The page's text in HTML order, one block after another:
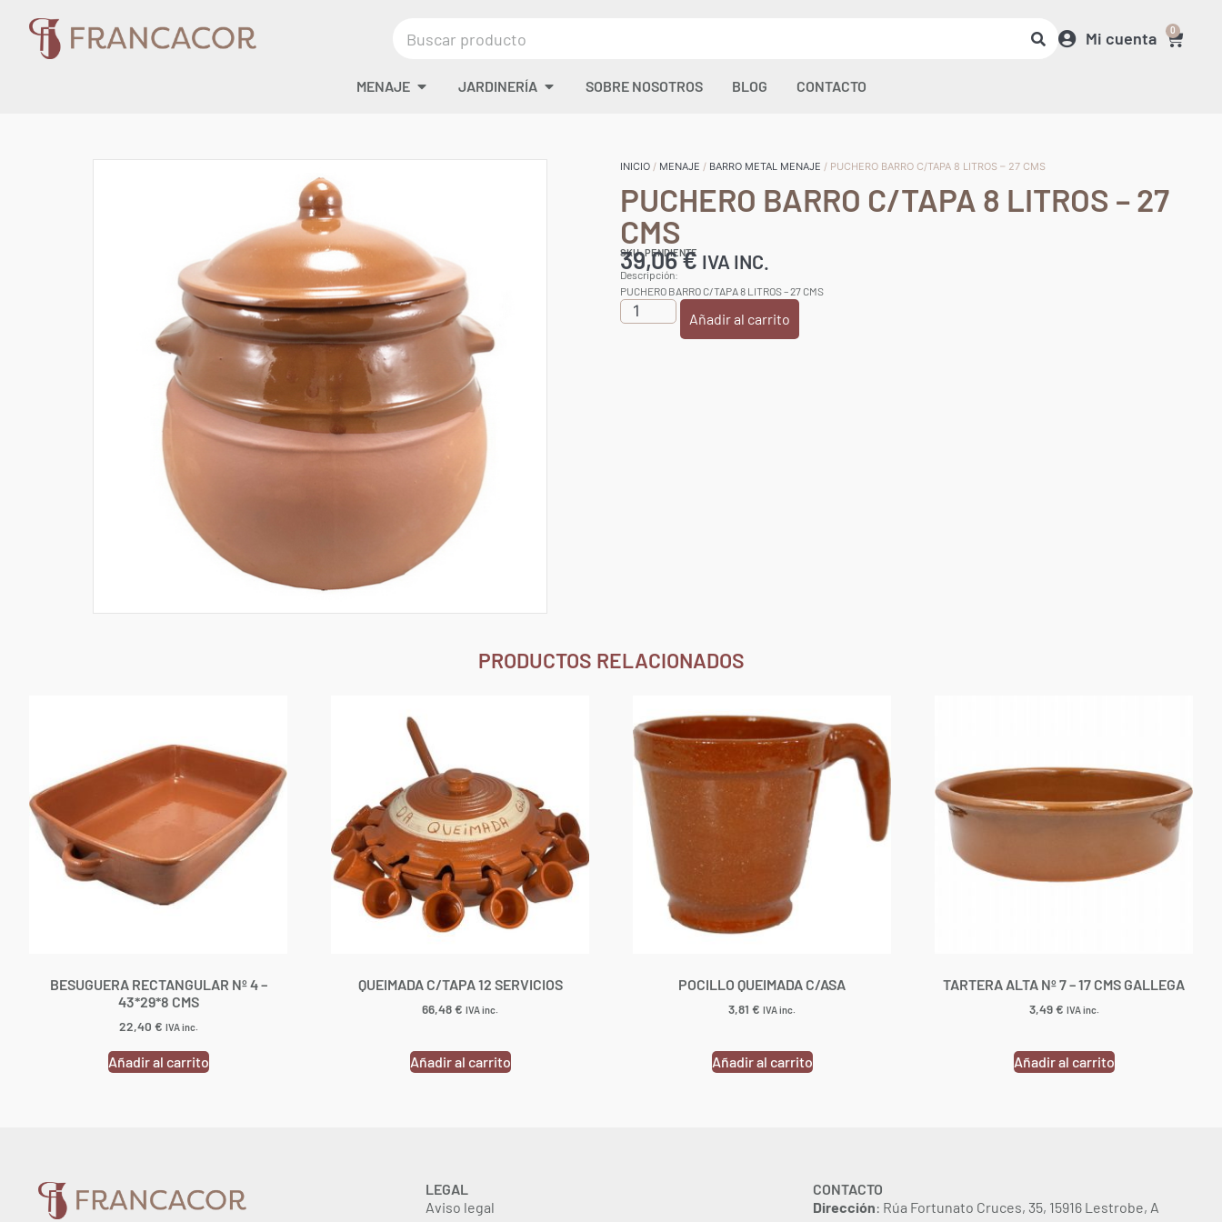
Mi cuenta 0
MENAJE JARDINERÍA SOBRE NOSOTROS BLOG CONTACTO
INICIO / MENAJE / BARRO METAL MENAJE / PUCHERO BARRO C/TAPA 8 LITROS – 27 CMS
PUCHERO BARRO C/TAPA 8 LITROS – 27
CMS
SKU: PENDIENTE
39,06€ IVA INC.
Descripción:
PUCHERO BARRO C/TAPA 8 LITROS – 27 CMS
Añadir al carrito
PRODUCTOS RELACIONADOS
BESUGUERA RECTANGULAR Nº 4 –
43*29*8 CMS
22,40 € IVA inc.
Añadir al carrito
QUEIMADA C/TAPA 12 SERVICIOS
66,48€ IVA inc.
Añadir al carrito
POCILLO QUEIMADA C/ASA
3,81 € IVA inc.
Añadir al carrito
TARTERA ALTA Nº 7 – 17 CMS GALLEGA
3,49€ IVA inc.
Añadir al carrito
LEGAL
Aviso legal
CONTACTO
Dirección: Rúa Fortunato Cruces, 35, 15916 Lestrobe, A